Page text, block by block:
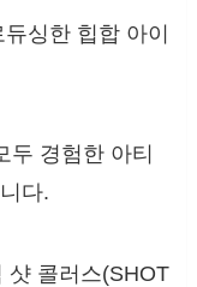
싱한 힙합 아이
두 경험한 아티
다.
샷 콜러스(SHOT